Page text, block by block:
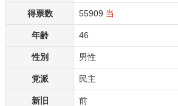
得票数 55909 当
年齢 46
性別 男性
党派 民主
新旧 前